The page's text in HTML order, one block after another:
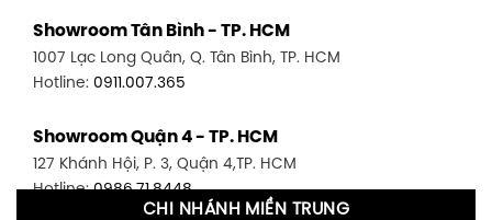
Showroom Tân Bình - TP. HCM
1007 Lạc Long Quân, Q. Tân Bình, TP. HCM
Hotline: 0911.007.365
Showroom Quận 4 - TP. HCM
127 Khánh Hội, P. 3, Quận 4,TP. HCM
Hotline:0986.71.8448
CHI NHÁNH MIỀN TRUNG